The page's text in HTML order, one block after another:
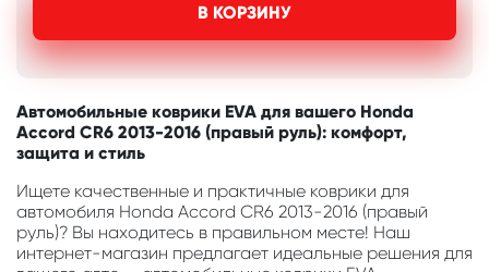
В КОРЗИНУ
Автомобильные коврики EVA для вашего Honda
Accord CR6 2013-2016 (правый руль): комфорт,
защита и стиль
Ищете качественные и практичные коврики для
автомобиля Honda Accord CR6 2013-2016 (правый
руль)? Вы находитесь в правильном месте! Наш
интернет-магазин предлагает идеальные решения для